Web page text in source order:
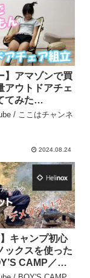
】アマゾンで買
アウトドアチェ
てみた
X） – ここは
/ ここはチャンネ
2024.08.24
キャンプ初心
ックスを使った
CAMP／ボ
ンプ